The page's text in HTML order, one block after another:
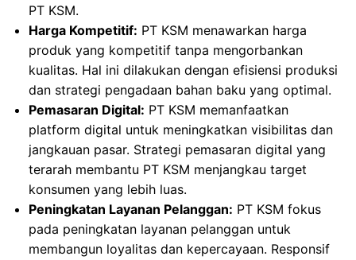
PT KSM.
Harga Kompetitif: PT KSM menawarkan harga
produk yang kompetitif tanpa mengorbankan
kualitas. Hal ini dilakukan dengan efisiensi produksi
dan strategi pengadaan bahan baku yang optimal.
Pemasaran Digital: PT KSM memanfaatkan
platform digital untuk meningkatkan visibilitas dan
jangkauan pasar. Strategi pemasaran digital yang
terarah membantu PT KSM menjangkau target
konsumen yang lebih luas.
Peningkatan Layanan Pelanggan: PT KSM fokus
pada peningkatan layanan pelanggan untuk
membangun loyalitas dan kepercayaan. Responsif